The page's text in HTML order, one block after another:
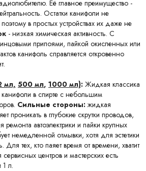
Её главное преимущество -
Остатки канифоли не
в простых устройствах их даже не
- низкая химическая активность. С
припоями, пайкой окисленных или
канифоль справляется откровенно
мл, 500 мл, 1000 мл): Жидкая классика
в спирте с небольшим
Сильные стороны: жидкая
проникать в глубокие скрутки проводов,
автоэлектрики и пайки крупных
немедленной отмывки, хотя для эстетики
Для тех, кто паяет время от времени, хватит
центров и мастерских есть
л.